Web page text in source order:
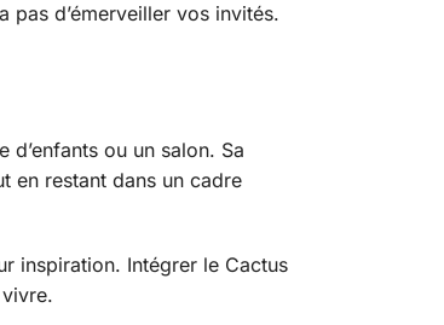
d’émerveiller vos invités.
d’enfants ou un salon. Sa
en restant dans un cadre
inspiration. Intégrer le Cactus